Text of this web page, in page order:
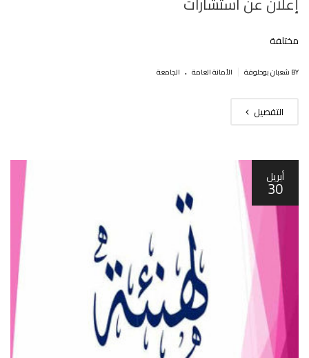
مختلفة
BY شعبان بوحلوفة اﻷمانة العامة . الجامعة
التفصيل
أبريل
30